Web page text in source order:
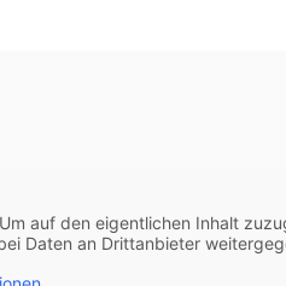
auf den eigentlichen Inhalt
Daten an Drittanbieter